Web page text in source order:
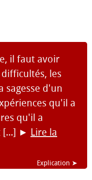
il faut avoir
les
sagesse d'un
qu'il a
qu'il a
► Lire la
Explication ➤